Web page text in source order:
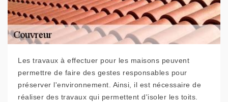
Les travaux à effectuer pour les maisons peuvent
permettre de faire des gestes responsables pour
préserver l'environnement. Ainsi, il est nécessaire de
réaliser des travaux qui permettent d'isoler les toits.